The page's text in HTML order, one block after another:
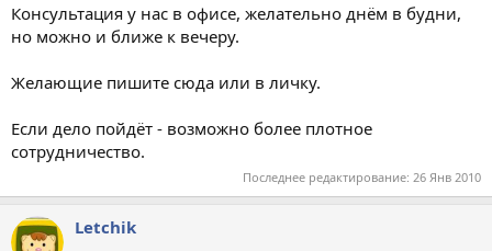
Консультация у нас в офисе, желательно днём в будни,
но можно и ближе к вечеру.
Желающие пишите сюда или в личку.
Если дело пойдёт - возможно более плотное
сотрудничество.
Последнее редактирование: 26 Янв 2010
Letchik